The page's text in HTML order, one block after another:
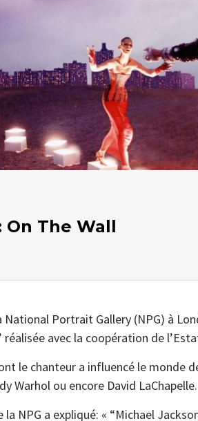
On The Wall
National Portrait Gallery (NPG) à
réalisée avec la coopération de
le chanteur a influencé le monde
Warhol ou encore David LaChapelle.
NPG a expliqué: « “Michael